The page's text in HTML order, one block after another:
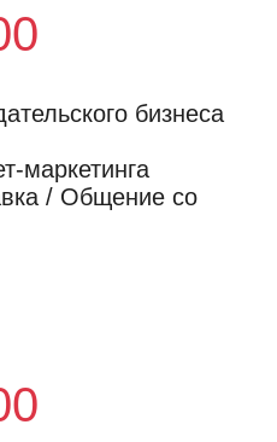
бизнеса
маркетинга
/ Общение со